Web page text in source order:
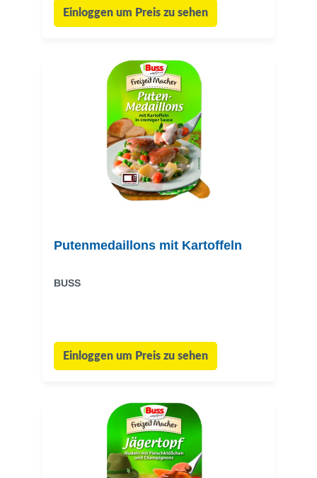
Einloggen um Preis zu sehen
Putenmedaillons mit Kartoffeln
BUSS
Einloggen um Preis zu sehen